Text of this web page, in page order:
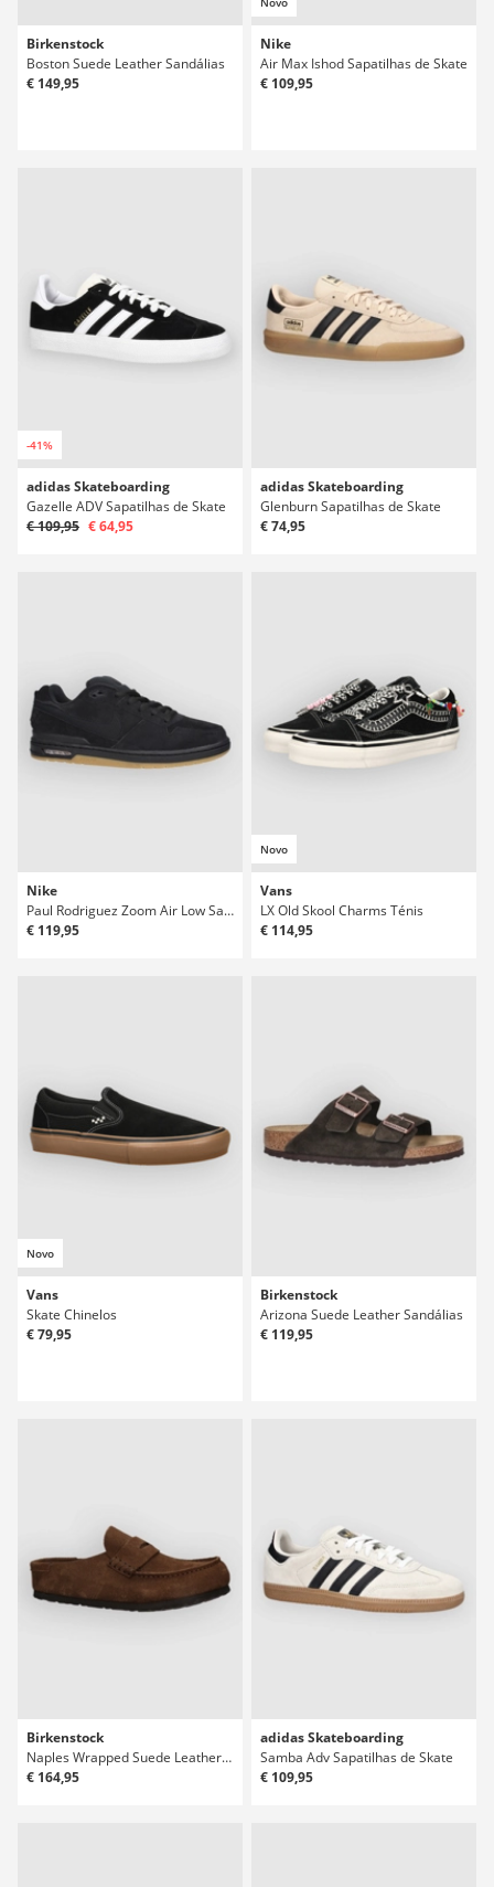
Birkenstock
Boston Suede Leather Sandálias
€ 149,95
Nike
Air Max Ishod Sapatilhas de Skate
€ 109,95
-41%
adidas Skateboarding
Gazelle ADV Sapatilhas de Skate
€ 109,95 € 64,95
adidas Skateboarding
Glenburn Sapatilhas de Skate
€ 74,95
Nike
Paul Rodriguez Zoom Air Low Sapatilhas de Skate
€ 119,95
Novo
Vans
LX Old Skool Charms Ténis
€ 114,95
Novo
Vans
Skate Chinelos
€ 79,95
Birkenstock
Arizona Suede Leather Sandálias
€ 119,95
Birkenstock
Naples Wrapped Suede Leather Sandálias
€ 164,95
adidas Skateboarding
Samba Adv Sapatilhas de Skate
€ 109,95